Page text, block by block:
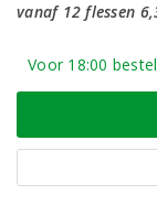
vanaf 12 flessen
Voor 18:00